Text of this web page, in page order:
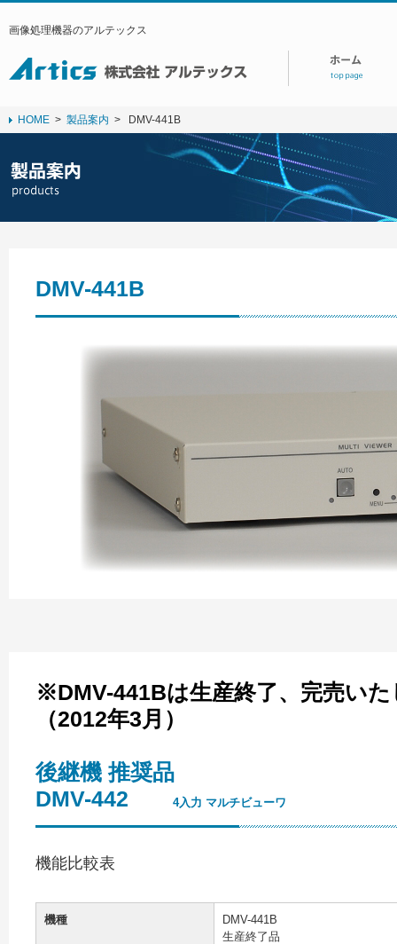
画像処理機器のアルテックス
HOME > 製品案内 > DMV-441B
DMV-441B
※DMV-441Bは生産終了、完売い
（2012年3月）
後継機 推奨品
DMV-442
4入力 マルチビューワ
機能比較表
機種
DMV-441B
生産終了品